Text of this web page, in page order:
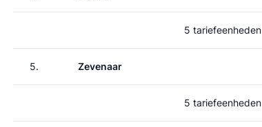
5 tariefeenheden
5. Zevenaar
5 tariefeenheden